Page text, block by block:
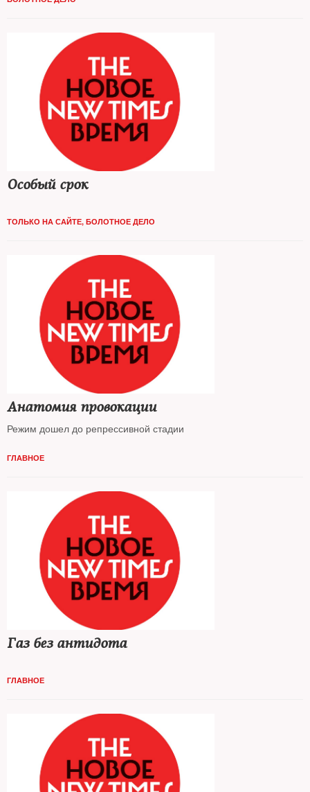
Особый срок
ТОЛЬКО НА САЙТЕ, БОЛОТНОЕ ДЕЛО
Анатомия провокации
Режим дошел до репрессивной стадии
ГЛАВНОЕ
Газ без антидота
ГЛАВНОЕ